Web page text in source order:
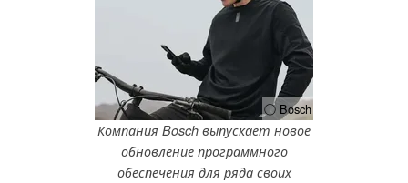
ⓘ Bosch
Компания Bosch выпускает новое
обновление программного
обеспечения для ряда своих